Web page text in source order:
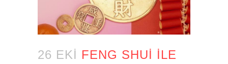
26 EKI FENG SHUI ILE